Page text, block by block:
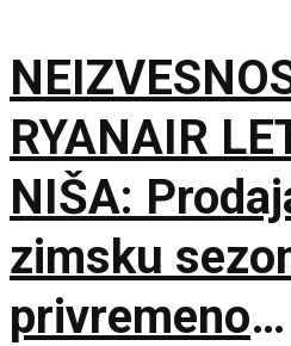
RYANAIR
NIŠA:
zimsku
privremeno